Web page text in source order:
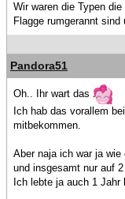
Wir waren die Typen
Flagge rumgerannt sind
Pandora51
Oh.. Ihr wart das
Ich hab das vorallem
mitbekommen.
Aber naja ich war ja
und insgesamt nur auf
Ich lebte ja auch 1